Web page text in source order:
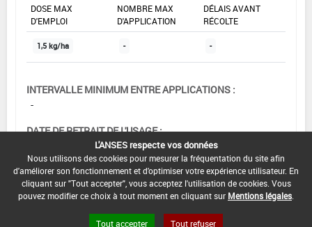
DOSE MAX
D'EMPLOI
NOMBRE MAX
D'APPLICATION
DÉLAIS AVANT
RÉCOLTE
1,5 kg/ha - -
INTERVALLE MINIMUM ENTRE APPLICATIONS :
-
DATE DE RETRAIT DE L'USAGE :
DATE DE FIN DE DISTRIBUTION :
-
DATE DE FIN D'UTILISATION :
L'ANSES respecte vos données
Nous utilisons des cookies pour mesurer la fréquentation du site afin
d'améliorer son fonctionnement et d'optimiser votre expérience utilisateur. En
cliquant sur "Tout accepter", vous acceptez l'utilisation de cookies. Vous
pouvez modifier ce choix à tout moment en cliquant sur Mentions légales
Tout accepter Tout refuser